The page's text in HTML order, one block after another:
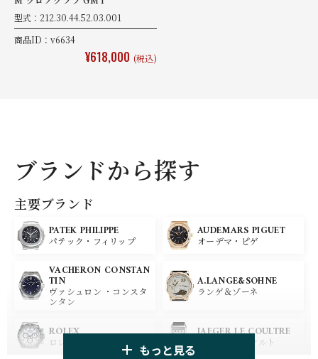
型式：212.30.44.52.03.001
商品ID：v6634
¥618,000 (税込)
ブランドから探す
主要ブランド
PATEK PHILIPPE
パテック・フィリップ
AUDEMARS PIGUET
オーデマ・ピゲ
VACHERON CONSTAN
TIN
ヴァシュロン ・コンスタ
ンタン
A.LANGE&SOHNE
ランゲ＆ゾーネ
ROLEX
ロレックス
JAEGER LE COULTRE
ジャガー・ルクルト
もっと見る